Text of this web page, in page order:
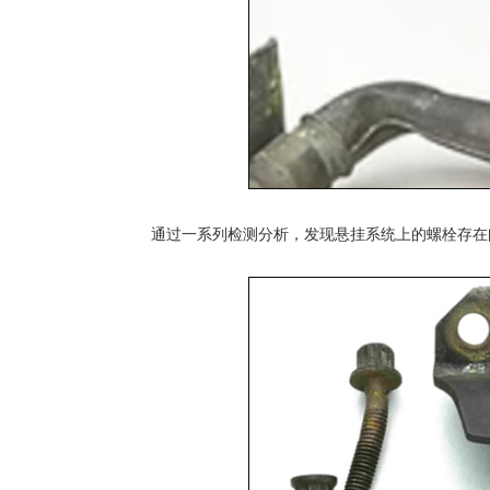
通过一系列检测分析，发现悬挂系统上的螺栓存